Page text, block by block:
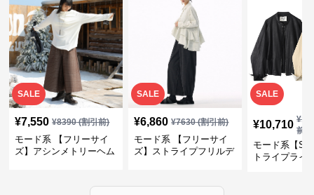
SALE
¥7,550 ¥8390(割引前)
モード系 【フリーサイ
ズ】アシンメトリーヘム
SALE
¥6,860 ¥7630(割引前)
モード系 【フリーサイ
ズ】ストライプフリルデ
SALE
¥10,710 ¥
前)
モード系【S
トライプライ